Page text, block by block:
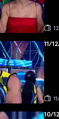
11/
10/